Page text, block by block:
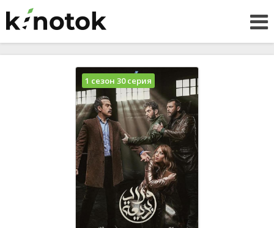
1 сезон 30 серия